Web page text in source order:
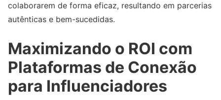
colaborarem de forma eficaz, resultando em parcerias
autênticas e bem-sucedidas.
Maximizando o ROI com
Plataformas de Conexão
para Influenciadores